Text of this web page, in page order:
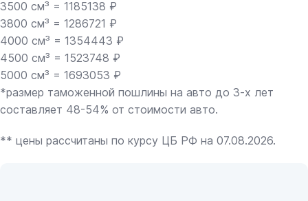
3500 см³ = 1185138 ₽
3800 см³ = 1286721 ₽
4000 см³ = 1354443 ₽
4500 см³ = 1523748 ₽
5000 см³ = 1693053 ₽
*размер таможенной пошлины на авто до 3-х лет
составляет 48-54% от стоимости авто.
** цены рассчитаны по курсу ЦБ РФ на 07.08.2026.